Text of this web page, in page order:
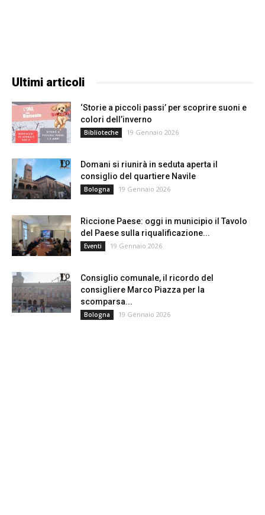
Ultimi articoli
‘Storie a piccoli passi’ per scoprire suoni e
colori dell’inverno
Biblioteche 19 Gennaio 2026
Domani si riunirà in seduta aperta il
consiglio del quartiere Navile
Bologna 19 Gennaio 2026
Riccione Paese: oggi in municipio il Tavolo
del Paese sulla riqualificazione...
Eventi 19 Gennaio 2026
Consiglio comunale, il ricordo del
consigliere Marco Piazza per la
scomparsa...
Bologna 19 Gennaio 2026